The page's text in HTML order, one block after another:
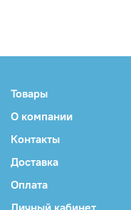
Товары
О компании
Контакты
Доставка
Оплата
Личный кабинет